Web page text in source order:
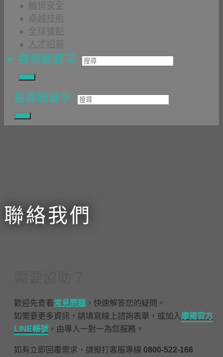
輪椅安全
卓越技術
全球據點
人才招募
搜尋關鍵字:
搜尋關鍵字:
聯絡我們
歡迎先查看常見問題 ，快速解答您的疑問。
如需要更多資訊，請填寫線上諮詢表單，或加入 康揚官方
LINE帳號 ，由專人一對一為您服務。
如有立即回覆需求，請撥打客服專線 0800-522-166